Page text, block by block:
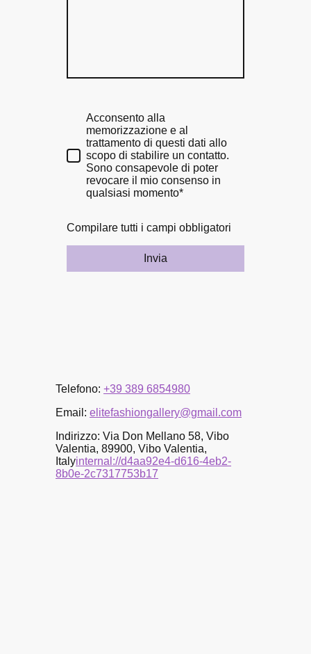
Acconsento alla
memorizzazione e al
trattamento di questi dati allo
scopo di stabilire un contatto.
Sono consapevole di poter
revocare il mio consenso in
qualsiasi momento*
Compilare tutti i campi obbligatori
Invia
Telefono: +39 389 6854980
Email: elitefashiongallery@gmail.com
Indirizzo: Via Don Mellano 58, Vibo
Valentia, 89900, Vibo Valentia,
Italyinternal://d4aa92e4-d616-4eb2-
8b0e-2c7317753b17